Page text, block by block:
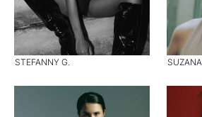
STEFANNY G.